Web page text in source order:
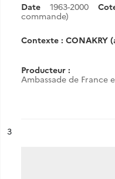
Date 1963-2000
commande)
Contexte : CONAKRY
Producteur :
Ambassade de France
n°
3